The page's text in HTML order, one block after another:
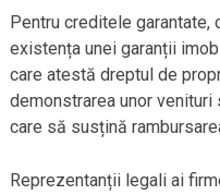
Pentru creditele garantate,
existența unei garanții
care atestă dreptul de
demonstrarea unor
care să susțină
Reprezentanții legali ai